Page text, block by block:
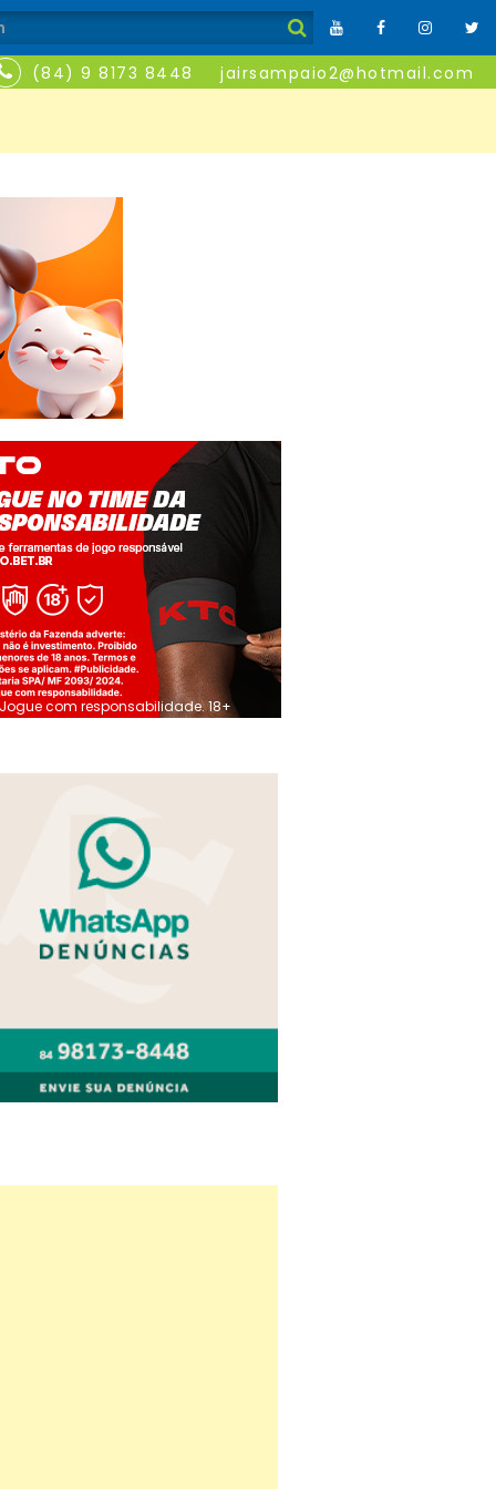
(84) 9 8173 8448 jairsampaio2@hotmail.com
Jogue com responsabilidade. 18+